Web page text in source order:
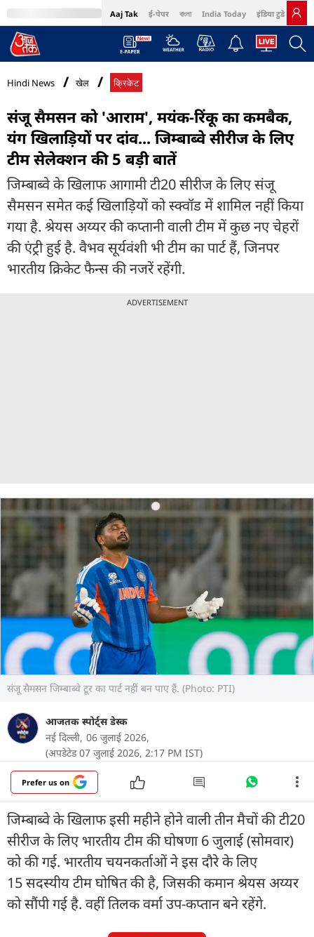
Aaj Tak ई-पेपर বাংলা India Today इंडिया टुडे हिंदी
MumbaiTak Cosmopolitan Harper's Bazaar Northeast
Hindi News खेल क्रिकेट
संजू सैमसन को 'आराम', मयंक-रिंकू का कमबैक,
यंग खिलाड़ियों पर दांव... जिम्बाब्वे सीरीज के लिए
टीम सेलेक्शन की 5 बड़ी बातें
जिम्बाब्वे के खिलाफ आगामी टी20 सीरीज के लिए संजू
सैमसन समेत कई खिलाड़ियों को स्क्वॉड में शामिल नहीं किया
गया है. श्रेयस अय्यर की कप्तानी वाली टीम में कुछ नए चेहरों
की एंट्री हुई है. वैभव सूर्यवंशी भी टीम का पार्ट हैं, जिनपर
भारतीय क्रिकेट फैन्स की नजरें रहेंगी.
ADVERTISEMENT
संजू सैमसन जिम्बाब्वे टूर का पार्ट नहीं बन पाए हैं. (Photo: PTI)
आजतक स्पोर्ट्स डेस्क
नई दिल्ली, 06 जुलाई 2026,
(अपडेटेड 07 जुलाई 2026, 2:17 PM IST)
Prefer us on
जिम्बाब्वे के खिलाफ इसी महीने होने वाली तीन मैचों की टी20
सीरीज के लिए भारतीय टीम की घोषणा 6 जुलाई (सोमवार)
को की गई. भारतीय चयनकर्ताओं ने इस दौरे के लिए
15 सदस्यीय टीम घोषित की है, जिसकी कमान श्रेयस अय्यर
को सौंपी गई है. वहीं तिलक वर्मा उप-कप्तान बने रहेंगे.